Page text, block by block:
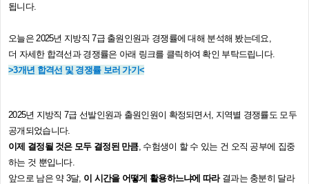
됩니다.​
오늘은 2025년 지방직 7급 출원인원과 경쟁률에 대해 분석해 봤는데요,
더 자세한 합격선과 경쟁률은 아래 링크를 클릭하여 확인 부탁드립니다.
>3개년 합격선 및 경쟁률 보러 가기<
2025년 지방직 7급 선발인원과 출원인원이 확정되면서, 지역별 경쟁률도 모두
공개되었습니다.
이제 결정될 것은 모두 결정된 만큼, 수험생이 할 수 있는 건 오직 공부에 집중
하는 것 뿐입니다.
앞으로 남은 약 3달, 이 시간을 어떻게 활용하느냐에 따라결과는 충분히 달라